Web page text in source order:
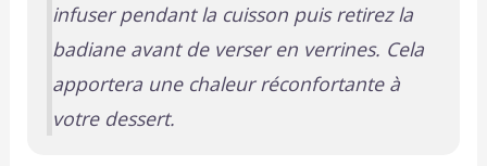
infuser pendant la cuisson puis retirez la
badiane avant de verser en verrines. Cela
apportera une chaleur réconfortante à
votre dessert.